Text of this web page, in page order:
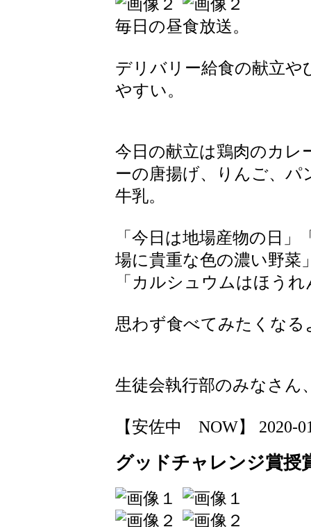
毎日の昼食放送。
デリバリー給食の献立
やすい。
今日の献立は鶏肉のカレ
ーの唐揚げ、りんご、
牛乳。
「今日は地場産物の日
場に貴重な色の濃い野菜
「カルシュウムはほう
思わず食べてみたくな
生徒会執行部のみなさん
【安佐中 NOW】 2020-
グッドチャレンジ賞授